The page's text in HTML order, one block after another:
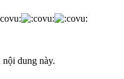
nội dung này.